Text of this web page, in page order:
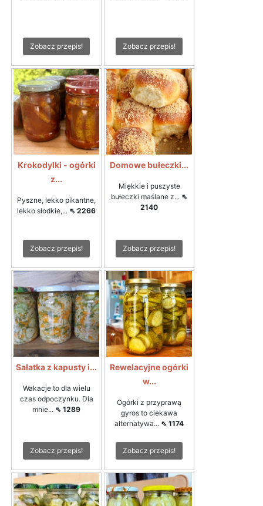
Zobacz przepis! Zobacz przepis!
Krokodylki - ogórki
z...
Pyszne, lekko pikantne,
lekko słodkie,... ⇖ 2266
Zobacz przepis!
Domowe bułeczki...
Miękkie i puszyste
bułeczki maślane z... ⇖
2140
Zobacz przepis!
Sałatka z kapusty i...
Wakacje to dla wielu
czas odpoczynku. Dla
mnie... ⇖ 1289
Zobacz przepis!
Rewelacyjne ogórki
w...
Ogórki z przyprawą
gyros to ciekawa
alternatywa... ⇖ 1174
Zobacz przepis!